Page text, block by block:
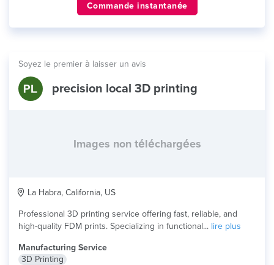
Commande instantanée
Soyez le premier à laisser un avis
precision local 3D printing
Images non téléchargées
La Habra, California, US
Professional 3D printing service offering fast, reliable, and
high-quality FDM prints. Specializing in functional... lire plus
Manufacturing Service
3D Printing